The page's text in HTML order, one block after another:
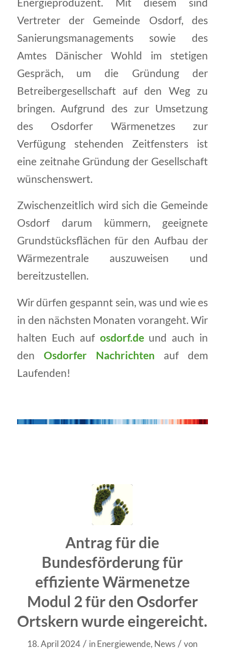
Vertreter der Gemeinde Osdorf, des
Sanierungsmanagements sowie des
Amtes Dänischer Wohld im stetigen
Gespräch, um die Gründung der
Betreibergesellschaft auf den Weg zu
bringen. Aufgrund des zur Umsetzung
des Osdorfer Wärmenetzes zur
Verfügung stehenden Zeitfensters ist
eine zeitnahe Gründung der Gesellschaft
wünschenswert.
Zwischenzeitlich wird sich die Gemeinde
Osdorf darum kümmern, geeignete
Grundstücksflächen für den Aufbau der
Wärmezentrale auszuweisen und
bereitzustellen.
Wir dürfen gespannt sein, was und wie es
in den nächsten Monaten vorangeht. Wir
halten Euch auf osdorf.deund auch in
den Osdorfer Nachrichten auf dem
Laufenden!
Antrag für die
Bundesförderung für
effiziente Wärmenetze
Modul 2 für den Osdorfer
Ortskern wurde eingereicht.
18. April 2024 / inEnergiewende, News / von